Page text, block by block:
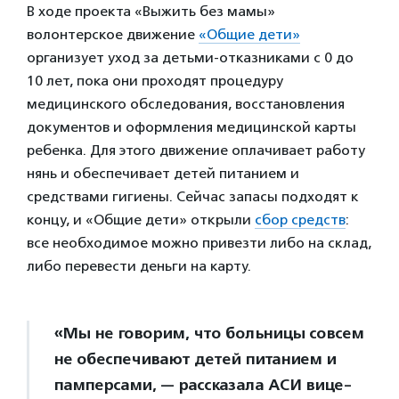
В ходе проекта «Выжить без мамы»
волонтерское движение «Общие дети»
организует уход за детьми-отказниками с 0 до
10 лет, пока они проходят процедуру
медицинского обследования, восстановления
документов и оформления медицинской карты
ребенка. Для этого движение оплачивает работу
нянь и обеспечивает детей питанием и
средствами гигиены. Сейчас запасы подходят к
концу, и «Общие дети» открыли сбор средств:
все необходимое можно привезти либо на склад,
либо перевести деньги на карту.
«Мы не говорим, что больницы совсем
не обеспечивают детей питанием и
памперсами, — рассказала АСИ вице-